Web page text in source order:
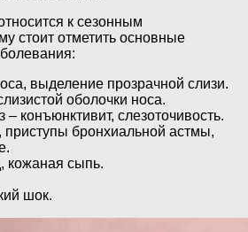
к сезонным
стоит отметить основные
выделение прозрачной слизи.
оболочки носа.
– конъюнктивит, слезоточивость.
приступы бронхиальной астмы,
кожаная сыпь.
шок.